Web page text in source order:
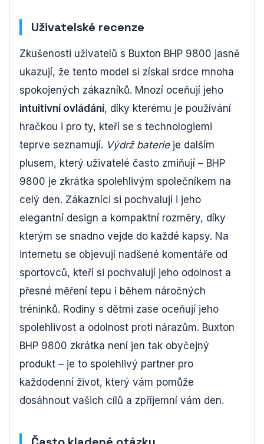
Uživatelské recenze
Zkušenosti uživatelů s Buxton BHP 9800 jasně
ukazují, že tento model si získal srdce mnoha
spokojených zákazníků. Mnozí oceňují jeho
intuitivní ovládání, díky kterému je používání
hračkou i pro ty, kteří se s technologiemi
teprve seznamují. Výdrž baterieje dalším
plusem, který uživatelé často zmiňují – BHP
9800 je zkrátka spolehlivým společníkem na
celý den. Zákazníci si pochvalují i jeho
elegantní design a kompaktní rozměry, díky
kterým se snadno vejde do každé kapsy. Na
internetu se objevují nadšené komentáře od
sportovců, kteří si pochvalují jeho odolnost a
přesné měření tepu i během náročných
tréninků. Rodiny s dětmi zase oceňují jeho
spolehlivost a odolnost proti nárazům. Buxton
BHP 9800 zkrátka není jen tak obyčejný
produkt – je to spolehlivý partner pro
každodenní život, který vám pomůže
dosáhnout vašich cílů a zpříjemní vám den.